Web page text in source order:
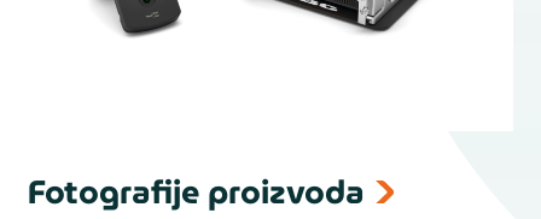
Fotografije proizvoda